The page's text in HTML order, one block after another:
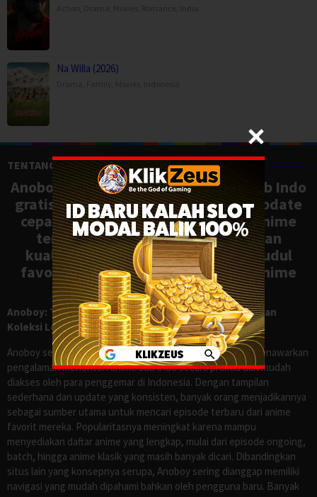
Na Willa (2026)
TENTANG ANOBOY
Anoboy adalah situs nonton anime sub Indo
gratis dengan koleksi lengkap dan update
cepat, mirip Samehadaku. Tonton anime
terbaru, ongoing, dan batch dengan
kualitas HD tanpa ribet. Temukan judul
favoritmu dan nikmati streaming anime
terbaik kapan saja.
Anoboy: Tempat Nonton Anime Sub Indo Gratis dengan
Koleksi Lengkap seperti Samehadaku
Anoboy sejak lama dikenal sebagai salah satu situs yang menawarkan
pengalaman menonton anime sub Indo secara praktis dan mudah
diakses oleh para penggemar di Indonesia. Dengan tampilan
sederhana dan update yang konsisten, banyak orang menjadikannya
sebagai sumber utama untuk mencari episode terbaru dari anime
favorit mereka. Popularitasnya meningkat karena mampu
menyediakan daftar anime yang lengkap, mulai dari episode ongoing,
batch, hingga anime klasik yang masih banyak dicari. Dibandingkan
situs lain yang konsepnya serupa, Anoboy sering dianggap memiliki
navigasi yang mudah dipahami bahkan oleh pengguna baru. Banyak